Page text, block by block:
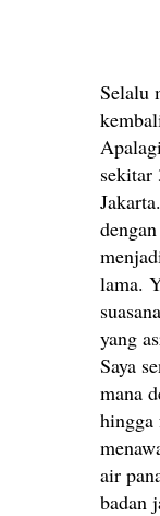
Selalu
sekitar
lama.
yang
Saya
mana
hingga
air
badan